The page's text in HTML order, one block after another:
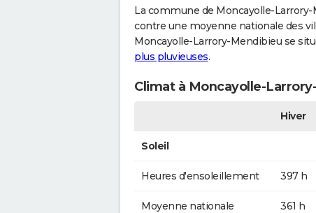
La commune de Moncayolle-
contre une moyenne nationale des
Moncayolle-Larrory-Mendibieu se
plus pluvieuses.
Climat à Moncayolle-
Hiver
Soleil
Heures d'ensoleillement 397 h
Moyenne nationale 361 h